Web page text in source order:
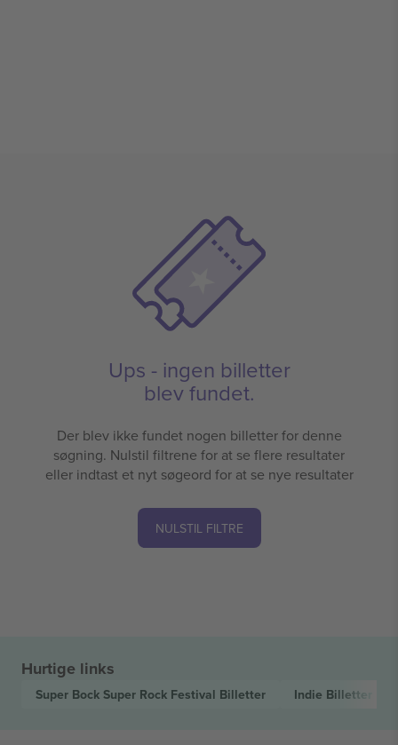
Ups - ingen billetter
blev fundet.
Der blev ikke fundet nogen billetter for denne
søgning. Nulstil filtrene for at se flere resultater
eller indtast et nyt søgeord for at se nye resultater
NULSTIL FILTRE
Hurtige links
Super Bock Super Rock Festival Billetter Indie Billetter